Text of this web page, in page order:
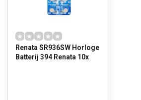
Renata SR936SW Horloge
Batterij 394 Renata 10x